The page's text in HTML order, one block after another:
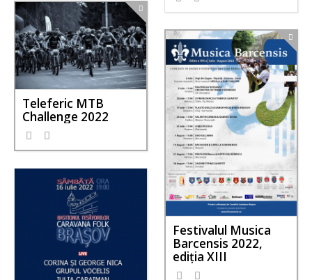
Teleferic MTB
Challenge 2022
Festivalul Musica
Barcensis 2022,
ediţia XIII